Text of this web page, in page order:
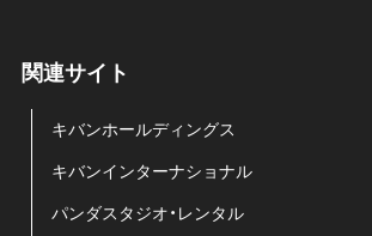
関連サイト
キバンホールディングス
キバンインターナショナル
パンダスタジオ・レンタル